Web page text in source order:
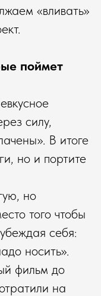
«вливать»
поймет
силу,
В итоге
но и портите
но
того чтобы
себя:
носить».
фильм до
на